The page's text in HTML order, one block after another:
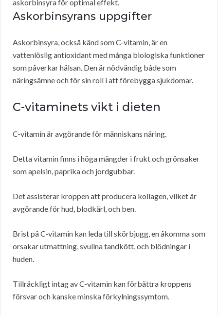
askorbinsyra för optimal effekt.
Askorbinsyrans uppgifter
Askorbinsyra, också känd som C-vitamin, är en
vattenlöslig antioxidant med många biologiska funktioner
som påverkar hälsan. Den är nödvändig både som
näringsämne och för sin roll i att förebygga sjukdomar.
C-vitaminets vikt i dieten
C-vitamin är avgörande för människans näring.
Detta vitamin finns i höga mängder i frukt och grönsaker
som apelsin, paprika och jordgubbar.
Det assisterar kroppen att producera kollagen, vilket är
avgörande för hud, blodkärl, och ben.
Brist på C-vitamin kan leda till skörbjugg, en åkomma som
orsakar utmattning, svullna tandkött, och blödningar i
huden.
Tillräckligt intag av C-vitamin kan förbättra kroppens
försvar och kanske minska förkylningssymtom.